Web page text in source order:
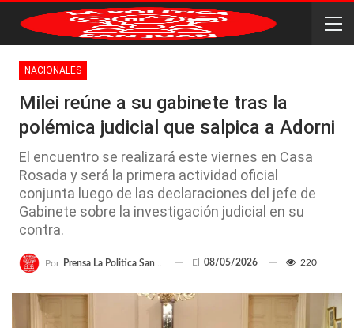
NACIONALES
Milei reúne a su gabinete tras la
polémica judicial que salpica a Adorni
El encuentro se realizará este viernes en Casa
Rosada y será la primera actividad oficial
conjunta luego de las declaraciones del jefe de
Gabinete sobre la investigación judicial en su
contra.
Por Prensa La Politica San Juan El 08/05/2026 220